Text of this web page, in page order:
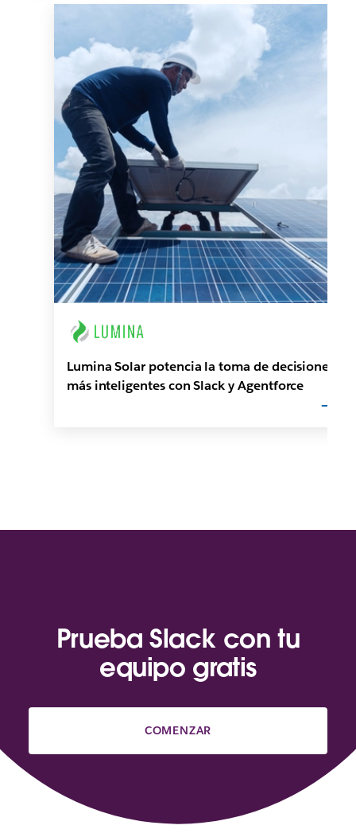
Lumina Solar potencia la toma de decisiones
más inteligentes con Slack y Agentforce
Prueba Slack con tu
equipo gratis
COMENZAR